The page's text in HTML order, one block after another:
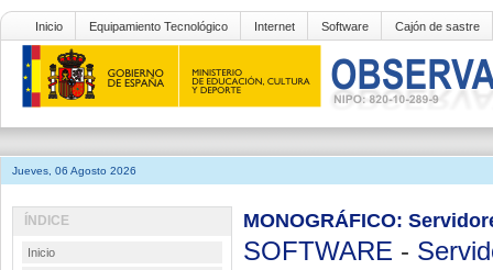
Inicio Equipamiento Tecnológico Internet Software Cajón de sastre
Jueves, 06 Agosto 2026
MONOGRÁFICO:
SOFTWARE -
ÍNDICE
Inicio